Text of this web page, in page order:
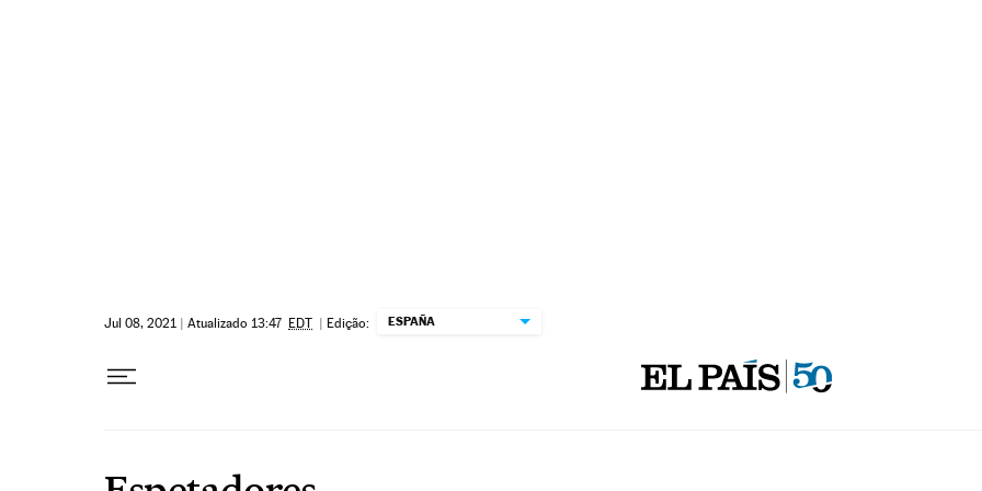
Jul 08, 2021 | Atualizado 13:47 EDT | Edição: ESPAÑA